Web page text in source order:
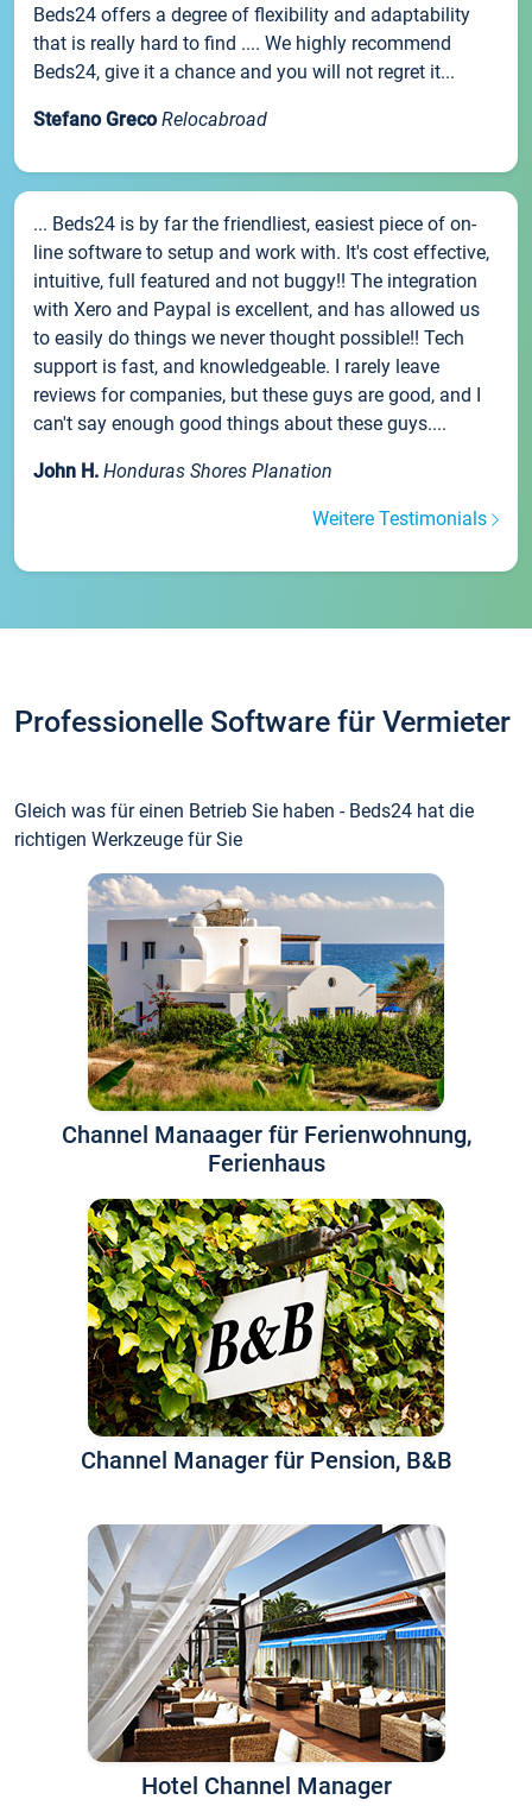
Beds24 offers a degree of flexibility and adaptability
that is really hard to find .... We highly recommend
Beds24, give it a chance and you will not regret it...
Stefano Greco Relocabroad
... Beds24 is by far the friendliest, easiest piece of on-
line software to setup and work with. It's cost effective,
intuitive, full featured and not buggy!! The integration
with Xero and Paypal is excellent, and has allowed us
to easily do things we never thought possible!! Tech
support is fast, and knowledgeable. I rarely leave
reviews for companies, but these guys are good, and I
can't say enough good things about these guys....
John H. Honduras Shores Planation
Weitere Testimonials
Professionelle Software für Vermieter
Gleich was für einen Betrieb Sie haben - Beds24 hat die
richtigen Werkzeuge für Sie
Channel Manaager für Ferienwohnung,
Ferienhaus
Channel Manager für Pension, B&B
Hotel Channel Manager